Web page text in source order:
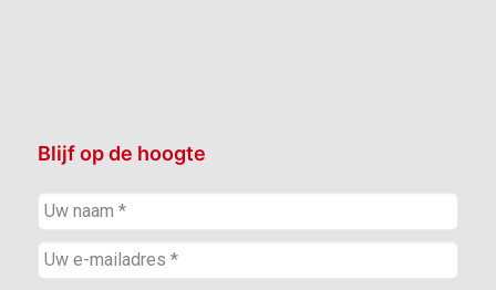
Blijf op de hoogte